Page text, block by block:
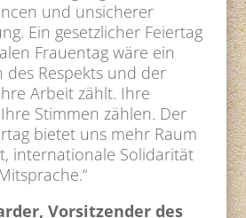
und unsicherer
Ein gesetzlicher Feiertag
Frauentag wäre ein
des Respekts und der
Arbeit zählt. Ihre
Stimmen zählen. Der
bietet uns mehr Raum
internationale Solidarität
Vorsitzender des